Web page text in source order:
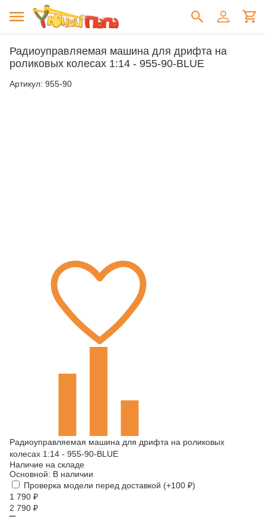
Радиоуправляемая машина для дрифта на
роликовых колесах 1:14 - 955-90-BLUE
Артикул: 955-90
Радиоуправляемая машина для дрифта на роликовых
колесах 1:14 - 955-90-BLUE
Наличие на складе
Основной: В наличии
Проверка модели перед доставкой (+100 ₽)
1 790 ₽
2 790 ₽